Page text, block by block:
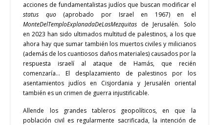
acciones de fundamentalistas judíos que buscan modificar el
status quo(aprobado por Israel en 1967) en el
MonteDelTemploExplanadaDeLasMezquitas de Jerusalén. Solo
en 2023 han sido ultimados multitud de palestinos, a los que
ahora hay que sumar también los muertos civiles y milicianos
(además de los cuantiosos daños materiales) causados por la
respuesta israelí al ataque de Hamás, que recién
comenzaría… El desplazamiento de palestinos por los
asentamientos judíos en Cisjordania y Jerusalén oriental
también es un crimen de guerra injustificable.
Allende los grandes tableros geopolíticos, en que la
población civil es regularmente sacrificada, la intención de